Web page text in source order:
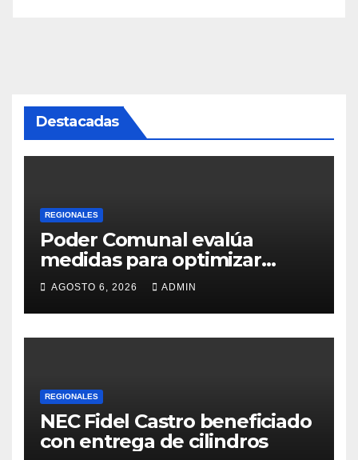
Destacadas
REGIONALES
Poder Comunal evalúa
medidas para optimizar
servicio de agua
AGOSTO 6, 2026 ADMIN
REGIONALES
NEC Fidel Castro beneficiado
con entrega de cilindros